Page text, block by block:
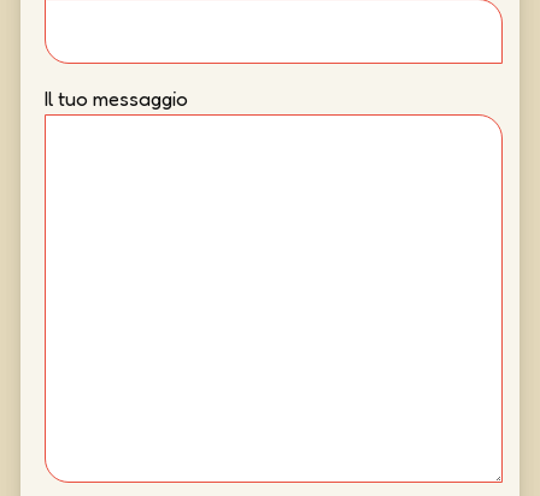
Il tuo messaggio